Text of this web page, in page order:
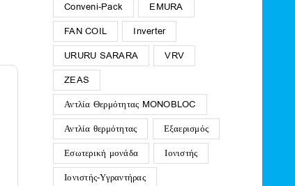
Conveni-Pack EMURA
FAN COIL Inverter
URURU SARARA VRV
ZEAS
Αντλία Θερμότητας MONOBLOC
Αντλία θερμότητας Εξαερισμός
Εσωτερική μονάδα Ιονιστής
Ιονιστής-Υγραντήρας